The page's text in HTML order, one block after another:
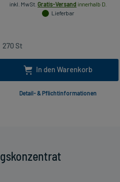
inkl. MwSt. Gratis-Versand innerhalb D.
Lieferbar
In den Warenkorb
Detail- & Pflichtinformationen